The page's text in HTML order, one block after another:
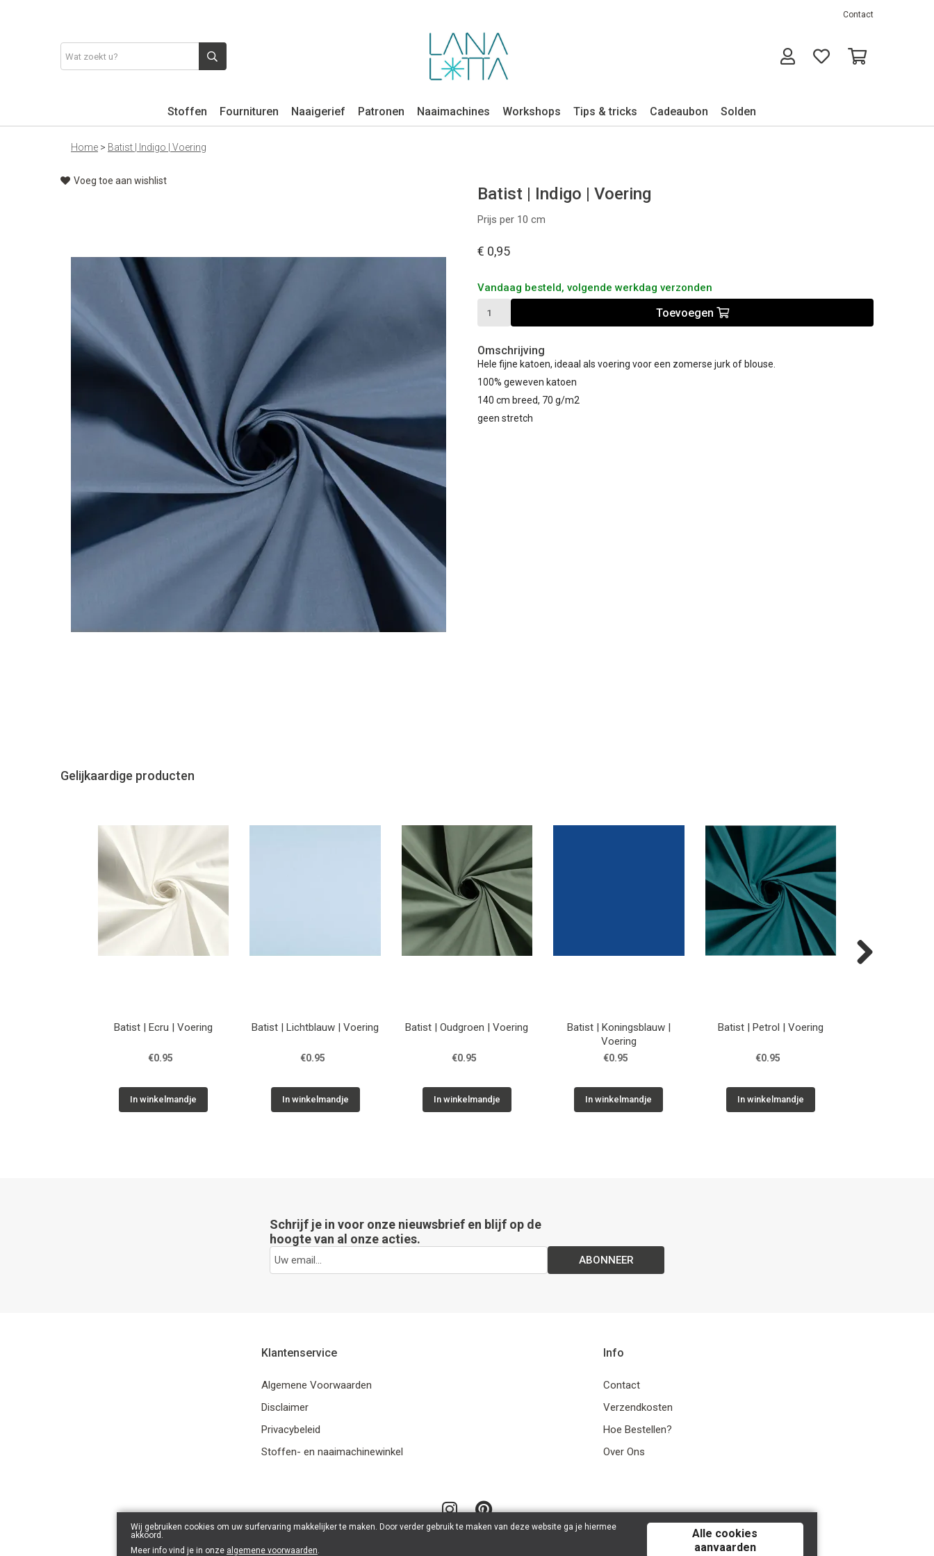
Contact
Stoffen Fournituren Naaigerief Patronen Naaimachines Workshops Tips & tricks Cadeaubon Solden
Home > Batist | Indigo | Voering
Voeg toe aan wishlist
Batist | Indigo | Voering
Prijs per 10 cm
€ 0,95
Vandaag besteld, volgende werkdag verzonden
Toevoegen
Omschrijving
Hele fijne katoen, ideaal als voering voor een zomerse jurk of blouse.
100% geweven katoen
140 cm breed, 70 g/m2
geen stretch
Gelijkaardige producten
Batist | Ecru | Voering
€0.95
In winkelmandje
Batist | Lichtblauw | Voering
€0.95
In winkelmandje
Batist | Oudgroen | Voering
€0.95
In winkelmandje
Batist | Koningsblauw |
Voering
€0.95
In winkelmandje
Batist | Petrol | Voering
€0.95
In winkelmandje
Schrijf je in voor onze nieuwsbrief en blijf op de
hoogte van al onze acties.
ABONNEER
Klantenservice
Algemene Voorwaarden
Disclaimer
Privacybeleid
Stoffen- en naaimachinewinkel
Info
Contact
Verzendkosten
Hoe Bestellen?
Over Ons
Wij gebruiken cookies om uw surfervaring makkelijker te maken. Door verder gebruik te maken van deze website ga je hiermee
akkoord.
Meer info vind je in onze algemene voorwaarden.
Alle cookies
aanvaarden